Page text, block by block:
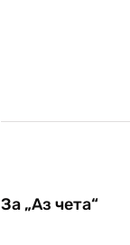
За „Аз чета“